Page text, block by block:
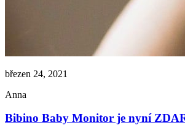
březen 24, 2021
Anna
Bibino Baby Monitor je nyní